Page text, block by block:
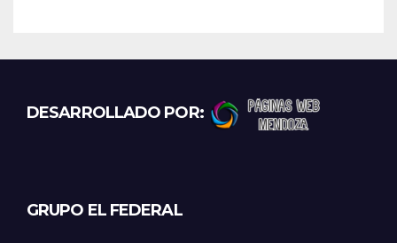
DESARROLLADO POR:
GRUPO EL FEDERAL